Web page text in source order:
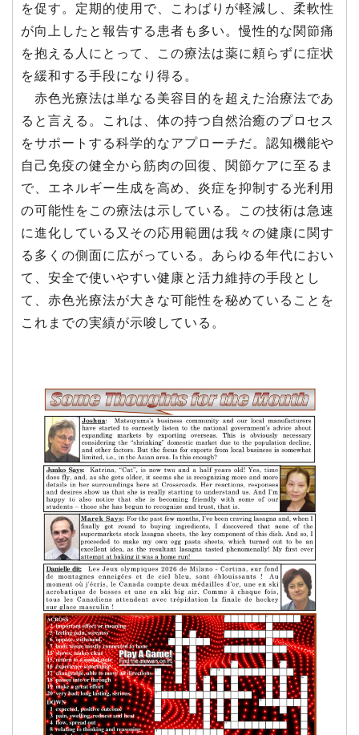
を促す。定期的使用で、こわばりが軽減し、柔軟性
が向上したと報告する患者も多い。慢性的な関節痛
を抱える人にとって、この療法は薬に頼らずに症状
を緩和する手段になり得る。
赤色光療法は単なる美容目的を超えた治療法であ
ると言える。これは、体の持つ自然治癒のプロセス
をサポートする科学的なアプローチだ。認知機能や
自己免疫の健全から筋肉の回復、関節ケアに至るま
で、エネルギー生成を高め、炎症を抑制する光利用
の可能性をこの療法は示している。この技術は急速
に進化している又その応用範囲は我々の健康に関す
る多くの側面に広がっている。あらゆる年代におい
て、安全で使いやすい健康と活力維持の手段とし
て、赤色光療法が大きな可能性を秘めていることを
これまでの実績が示唆している。